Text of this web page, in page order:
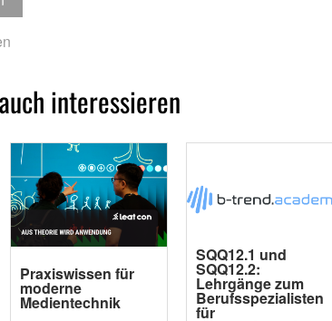
interessieren
Praxiswissen für
moderne
Medientechnik
SQQ12.1 und
SQQ12.2:
Lehrgänge zum
Berufsspezialisten
für